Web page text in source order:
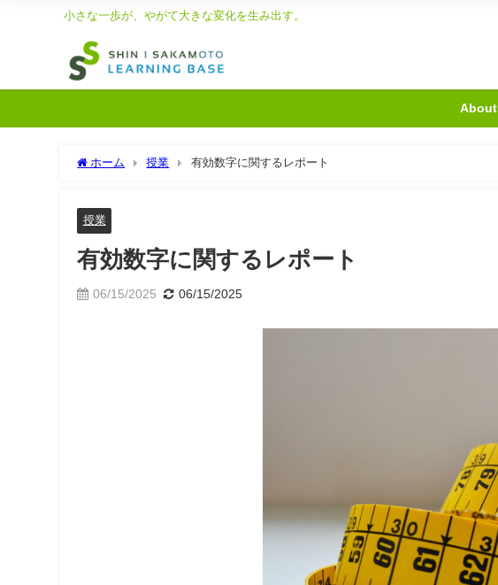
小さな一歩が、やがて大きな変化を生み出す。
About
ホーム 授業 有効数字に関するレポート
授業
有効数字に関するレポート
06/15/2025 06/15/2025